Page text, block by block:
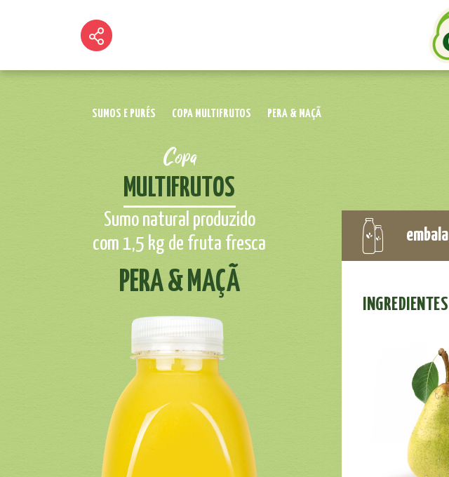
SUMOS E PURÉS COPA MULTIFRUTOS PERA & MAÇÃ
Copa
MULTIFRUTOS
Sumo natural produzido
com 1,5 kg de fruta fresca
PERA & MAÇÃ
INGREDIENTES